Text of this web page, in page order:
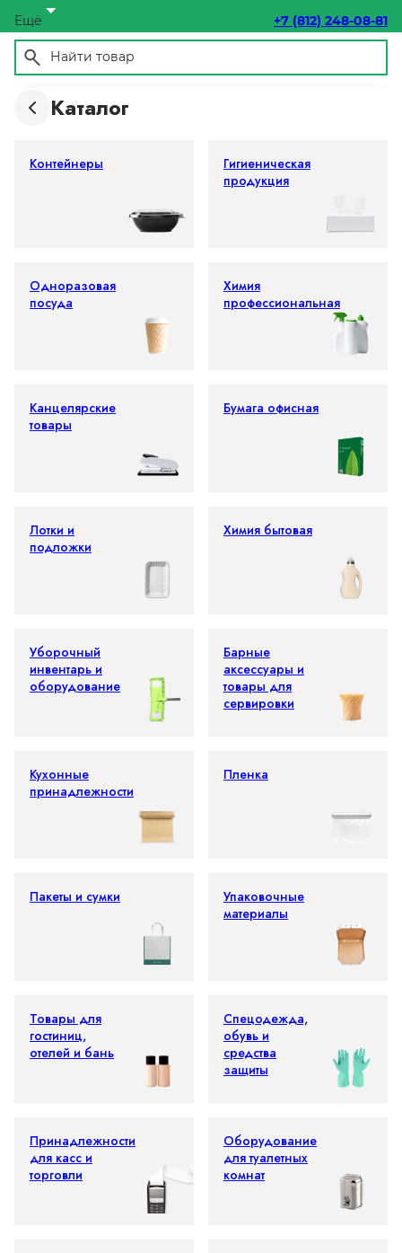
Ещё +7 (812) 248-08-81
Каталог
Контейнеры
Гигиеническая
продукция
Одноразовая
посуда
Химия
профессиональная
Канцелярские
товары
Бумага офисная
Лотки и
подложки
Химия бытовая
Уборочный
инвентарь и
оборудование
Барные
аксессуары и
товары для
сервировки
Кухонные
принадлежности
Пленка
Пакеты и сумки
Упаковочные
материалы
Товары для
гостиниц,
отелей и бань
Спецодежда,
обувь и
средства
защиты
Принадлежности
для касс и
торговли
Оборудование
для туалетных
комнат